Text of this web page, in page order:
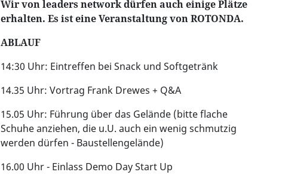
Wir von leaders network dürfen auch einige Plätze
erhalten. Es ist eine Veranstaltung von ROTONDA.
ABLAUF
14:30 Uhr: Eintreffen bei Snack und Softgetränk
14.35 Uhr: Vortrag Frank Drewes + Q&A
15.05 Uhr: Führung über das Gelände (bitte flache
Schuhe anziehen, die u.U. auch ein wenig schmutzig
werden dürfen - Baustellengelände)
16.00 Uhr - Einlass Demo Day Start Up